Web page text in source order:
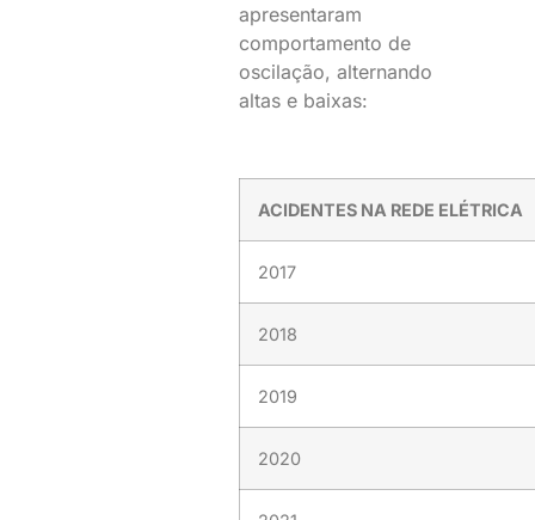
apresentaram
comportamento de
oscilação, alternando
altas e baixas:
ACIDENTES NA REDE ELÉTRICA
2017
2018
2019
2020